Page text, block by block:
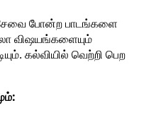
போன்ற பாடங்களை
விஷயங்களையும்
கல்வியில் வெற்றி பெற